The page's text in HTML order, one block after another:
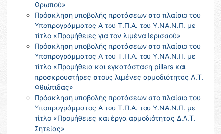
Ωρωπού»
Πρόσκληση υποβολής προτάσεων στο πλαίσιο του
Υποπρογράμματος Α του Τ.Π.Α. του Υ.ΝΑ.Ν.Π. με
τίτλο «Προμήθειες για τον λιμένα Ιερισσού»
Πρόσκληση υποβολής προτάσεων στο πλαίσιο του
Υποπρογράμματος Α του Τ.Π.Α. του Υ.ΝΑ.Ν.Π. με
τίτλο «Προμήθεια και εγκατάσταση pillars και
προσκρουστήρες στους λιμένες αρμοδιότητας Λ.Τ.
Φθιώτιδας»
Πρόσκληση υποβολής προτάσεων στο πλαίσιο του
Υποπρογράμματος Α του Τ.Π.Α. του Υ.ΝΑ.Ν.Π. με
τίτλο «Προμήθειες και έργα αρμοδιότητας Δ.Λ.Τ.
Σητείας»